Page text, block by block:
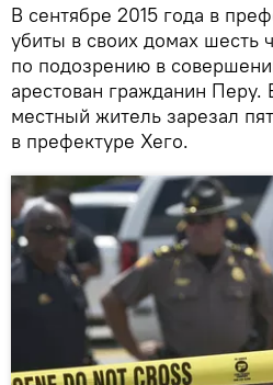
В сентябре 2015 года в
убиты в своих домах шесть
по подозрению в
арестован гражданин Перу.
местный житель зарезал
в префектуре Хего.